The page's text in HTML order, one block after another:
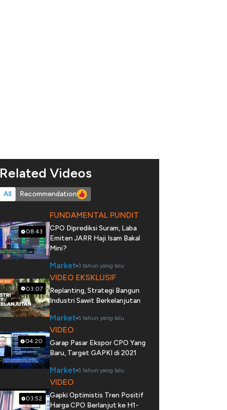
Related Videos
All Recommendation
08:43
FUNDAMENTAL PUNDIT
CPO Diprediksi Suram, Laba
Emiten JARR Haji Isam Bakal
Mini?
Market 3 tahun yang lalu
03:07
VIDEO EKSKLUSIF
Replanting, Strategi Bangun
Industri Sawit Berkelanjutan
Market 5 tahun yang lalu
04:20
VIDEO
Garap Pasar Ekspor CPO Yang
Baru, Target GAPKI di 2021
Market 5 tahun yang lalu
03:52
VIDEO
Gapki Optimistis Tren Positif
Harga CPO Berlanjut ke H1-